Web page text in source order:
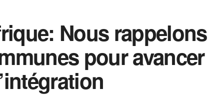
Nous rappelons
pour avancer